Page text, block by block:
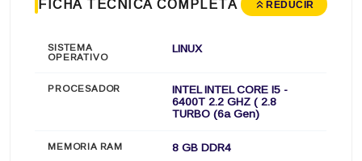
FICHA TÉCNICA COMPLETA REDUCIR
SISTEMA
OPERATIVO
LINUX
PROCESADOR
INTEL INTEL CORE I5 -
6400T 2.2 GHZ ( 2.8
TURBO (6a Gen)
MEMORIA RAM 8 GB DDR4